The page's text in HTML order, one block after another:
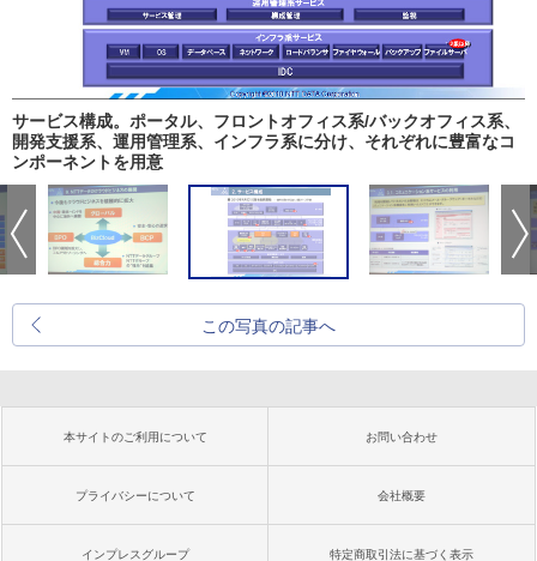
サービス構成。ポータル、フロントオフィス系/バックオフィス系、
開発支援系、運用管理系、インフラ系に分け、それぞれに豊富なコ
ンポーネントを用意
この写真の記事へ
本サイトのご利用について お問い合わせ
プライバシーについて 会社概要
インプレスグループ 特定商取引法に基づく表示